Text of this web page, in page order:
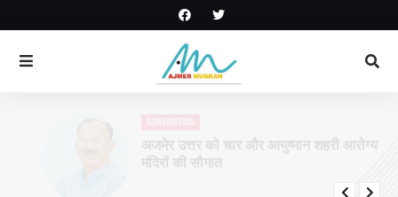
अजमेर उत्तर को चार और आयुष्मान शहरी आरोग्य
मंदिरों की सौगात